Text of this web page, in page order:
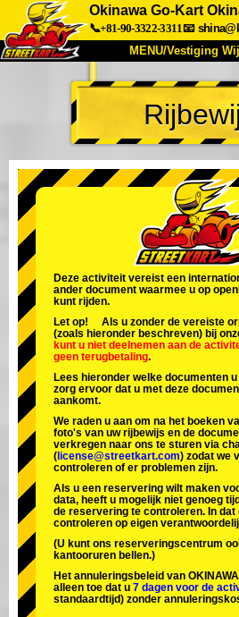
Okinawa Go-Kart
📞+81-90-3322-3311📧
MENU/Vestiging
TOP
Over Ons Specificaties
Bedrijf
Vestiging
Tokio Shinagawa
Tokio Akihabara#2
Tokio Shibuya Annex
Tokio Asakusa
Okinawa
Deze activiteit vereist een
ander document waarmee u op
kunt rijden.
Let op! Als u zonder de vereiste
(zoals hieronder beschreven) bij
kunt u niet deelnemen aan de
geen terugbetaling.
Lees hieronder welke documenten
zorg ervoor dat u met deze
aankomt.
We raden u aan om na het boeken
foto's van uw rijbewijs en de
verkregen naar ons te sturen via
( license@streetkart.com) zodat we
controleren of er problemen zijn.
Als u een reservering wilt maken
data, heeft u mogelijk niet genoeg
de reservering te controleren. In dat
controleren op eigen
(U kunt ons reserveringscentrum
kantooruren bellen.)
Het annuleringsbeleid van
alleen toe dat u 7 dagen voor de
standaardtijd) zonder